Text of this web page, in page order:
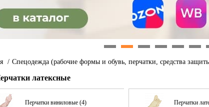
/ Спецодежда (рабочие формы и обувь, перчатки, средства
латексные
Перчатки виниловые (4) Перчатки